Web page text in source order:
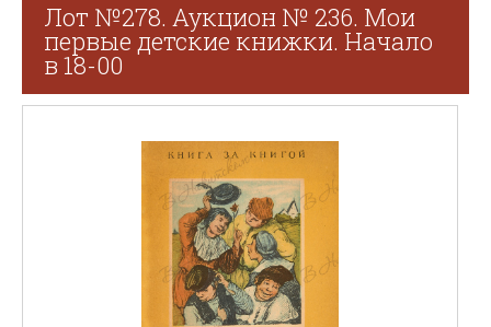
Лот №278. Аукцион № 236. Мои
первые детские книжки. Начало
в 18-00